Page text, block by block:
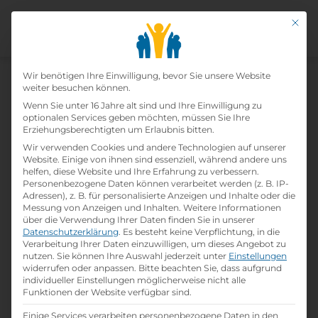
Home»Lehrbetriebe»smartpoint IT
consulting GmbH
Smartpoint It Consulting
Gmbh
printLehrstelle ausdrucken
Detailinformationen
folderBranche:
Informationstechnologie
Mit
Datenschutz-
Wir benötigen Ihre Einwilligung, bevor Sie unsere Website
weiter besuchen können.
Wenn Sie unter 16 Jahre alt sind und Ihre Einwilligung zu
optionalen Services geben möchten, müssen Sie Ihre
Erziehungsberechtigten um Erlaubnis bitten.
Wir verwenden Cookies und andere Technologien auf unserer
Website. Einige von ihnen sind essenziell, während andere uns
helfen, diese Website und Ihre Erfahrung zu verbessern.
Personenbezogene Daten können verarbeitet werden (z. B. IP-
Adressen), z. B. für personalisierte Anzeigen und Inhalte oder die
Messung von Anzeigen und Inhalten. Weitere Informationen
über die Verwendung Ihrer Daten finden Sie in unserer
Datenschutzerklärung. Es besteht keine Verpflichtung, in die
Verarbeitung Ihrer Daten einzuwilligen, um dieses Angebot zu
nutzen. Sie können Ihre Auswahl jederzeit unter Einstellungen
widerrufen oder anpassen. Bitte beachten Sie, dass aufgrund
individueller Einstellungen möglicherweise nicht alle
Funktionen der Website verfügbar sind.
Einige Services verarbeiten personenbezogene Daten in den